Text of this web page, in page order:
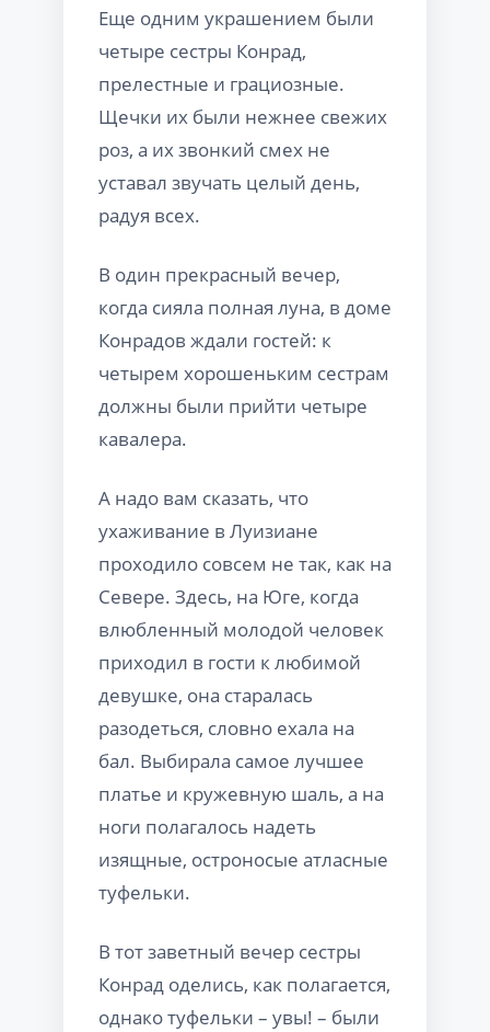
Еще одним украшением были
четыре сестры Конрад,
прелестные и грациозные.
Щечки их были нежнее свежих
роз, а их звонкий смех не
уставал звучать целый день,
радуя всех.
В один прекрасный вечер,
когда сияла полная луна, в доме
Конрадов ждали гостей: к
четырем хорошеньким сестрам
должны были прийти четыре
кавалера.
А надо вам сказать, что
ухаживание в Луизиане
проходило совсем не так, как на
Севере. Здесь, на Юге, когда
влюбленный молодой человек
приходил в гости к любимой
девушке, она старалась
разодеться, словно ехала на
бал. Выбирала самое лучшее
платье и кружевную шаль, а на
ноги полагалось надеть
изящные, остроносые атласные
туфельки.
В тот заветный вечер сестры
Конрад оделись, как полагается,
однако туфельки – увы! – были